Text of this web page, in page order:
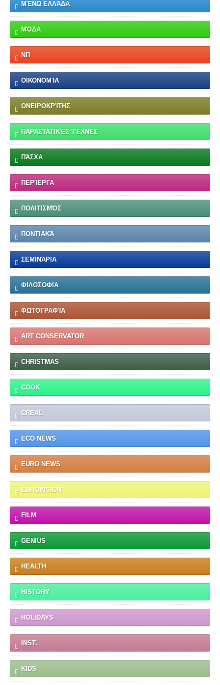
ΜΈΝΩ ΕΛΛΆΔΑ
ΜΌΔΑ
ΝΠ
ΟΙΚΟΝΟΜΊΑ
ΟΝΕΙΡΟΚΡΊΤΗΣ
ΠΑΡΑΣΤΑΤΙΚΈΣ ΤΈΧΝΕΣ
ΠΆΣΧΑ
ΠΕΡΊΕΡΓΑ
ΠΟΛΙΤΙΣΜΌΣ
ΠΟΝΤΙΑΚΆ
ΣΕΜΙΝΆΡΙΑ
ΦΙΛΟΣΟΦΙΑ
ΦΩΤΟΓΡΑΦΊΑ
ART CONSERVATOR
CHRISTMAS
COOK
CREAL
ECO NEWS
EURO NEWS
EUROVISION
FILM
GENIUS
HEALTH
HISTORY
HOLIDAYS
INST.
KIDS